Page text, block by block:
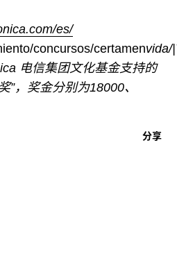
es/
concursos/certamenvida/
电信集团文化基金支持的
”，奖金分别为18000、
分享